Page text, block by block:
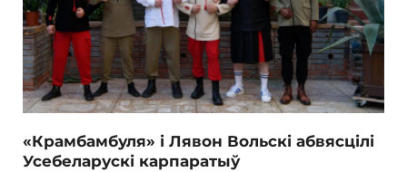
«Крамбамбуля» і Лявон Вольскі абвясцілі
Усебеларускі карпаратыў